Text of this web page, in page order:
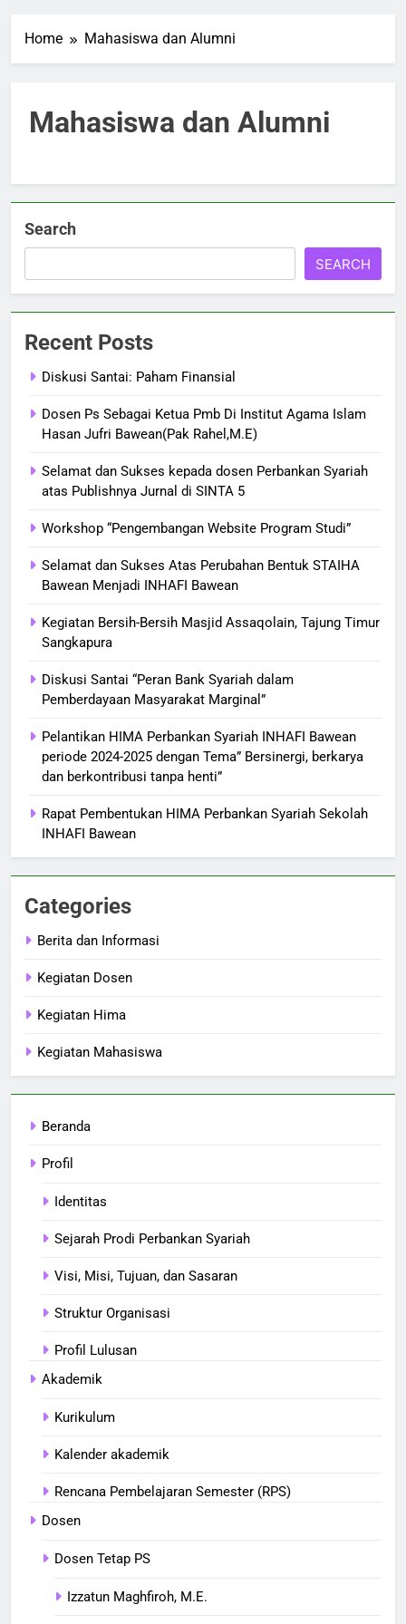
Home Mahasiswa dan Alumni
Mahasiswa dan Alumni
Search
SEARCH
Recent Posts
Diskusi Santai: Paham Finansial
Dosen Ps Sebagai Ketua Pmb Di Institut Agama Islam
Hasan Jufri Bawean(Pak Rahel,M.E)
Selamat dan Sukses kepada dosen Perbankan Syariah
atas Publishnya Jurnal di SINTA 5
Workshop “Pengembangan Website Program Studi”
Selamat dan Sukses Atas Perubahan Bentuk STAIHA
Bawean Menjadi INHAFI Bawean
Kegiatan Bersih-Bersih Masjid Assaqolain, Tajung Timur
Sangkapura
Diskusi Santai “Peran Bank Syariah dalam
Pemberdayaan Masyarakat Marginal”
Pelantikan HIMA Perbankan Syariah INHAFI Bawean
periode 2024-2025 dengan Tema” Bersinergi, berkarya
dan berkontribusi tanpa henti”
Rapat Pembentukan HIMA Perbankan Syariah Sekolah
INHAFI Bawean
Categories
Berita dan Informasi
Kegiatan Dosen
Kegiatan Hima
Kegiatan Mahasiswa
Beranda
Profil
Identitas
Sejarah Prodi Perbankan Syariah
Visi, Misi, Tujuan, dan Sasaran
Struktur Organisasi
Profil Lulusan
Akademik
Kurikulum
Kalender akademik
Rencana Pembelajaran Semester (RPS)
Dosen
Dosen Tetap PS
Izzatun Maghfiroh, M.E.